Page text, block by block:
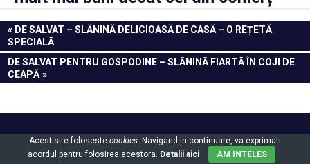
Navigare
în
articole
PREVIOUS
POST:
DE SALVAT – SLĂNINĂ DELICIOASĂ DE CASĂ – O REȚETĂ
SPECIALĂ
NEXT
POST:
DE SALVAT PENTRU GOSPODINE – SLĂNINĂ FIARTĂ ÎN COJI DE
CEAPĂ
Powered by WordPressandGridbox.
Acest site foloseste cookies. Navigand in continuare, va exprimati
acordul pentru folosirea acestora. Detalii aici AM INTELES